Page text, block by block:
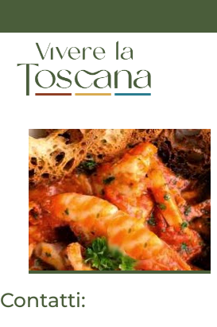
Contatti: